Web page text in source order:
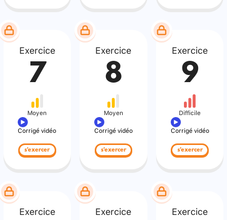
Exercice
7
Moyen
Corrigé vidéo
s'exercer
Exercice
8
Moyen
Corrigé vidéo
s'exercer
Exercice
9
Difficile
Corrigé vidéo
s'exercer
Exercice Exercice Exercice